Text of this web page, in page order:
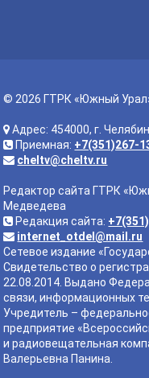
© 2026 ГТРК «Южный
Адрес: 454000, г.
Приемная: +7(351)267-
cheltv@cheltv.ru
Редактор сайта ГТРК
Медведева
Редакция сайта:
internet_otdel@mail.ru
Сетевое издание
Свидетельство о
22.08.2014. Выдано
связи, информационных
Учредитель –
предприятие
и радиовещательная
Валерьевна Панина.